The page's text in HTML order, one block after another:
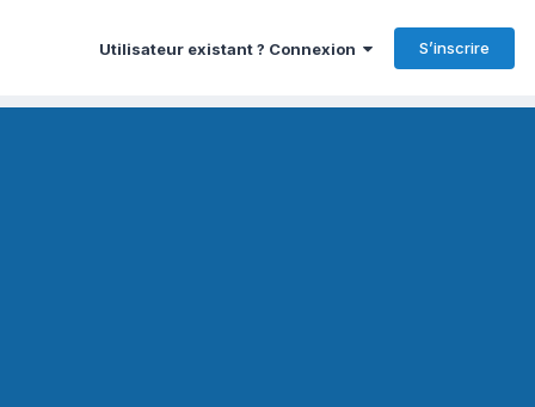
Utilisateur existant ? Connexion S’inscrire